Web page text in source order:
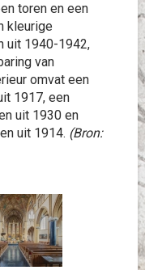
toren en een
kleurige
uit 1940-1942,
van
omvat een
1917, een
uit 1930 en
uit 1914. (Bron: